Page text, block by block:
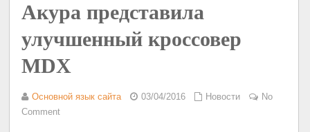
Акура представила
улучшенный кроссовер
MDX
Основной язык сайта 03/04/2016 Новости
No
Comment